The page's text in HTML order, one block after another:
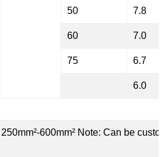
50 7.8
60 7.0
75 6.7
6.0
600mm² Note: Can be